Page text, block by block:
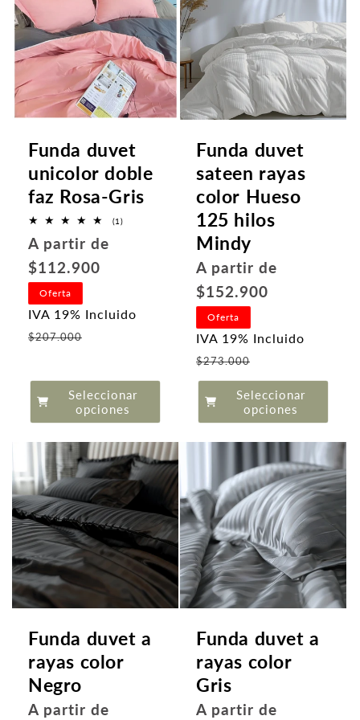
Funda duvet
unicolor doble
faz Rosa-Gris
(1)1
Precio
habitual
A partir de
$112.900
Oferta
IVA 19% Incluido
$207.000
oferta
Seleccionar
opciones
Funda duvet
sateen rayas
color Hueso
125 hilos
Mindy
Precio
habitual
A partir de
$152.900
Oferta
IVA 19% Incluido
$273.000
de
oferta
Seleccionar
opciones
Funda duvet a
rayas color
Negro
Precio
A partir de
Funda duvet a
rayas color
Gris
Precio
A partir de